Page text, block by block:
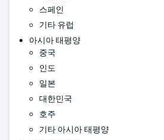
스페인
기타 유럽
아시아 태평양
중국
인도
일본
대한민국
호주
기타 아시아 태평양